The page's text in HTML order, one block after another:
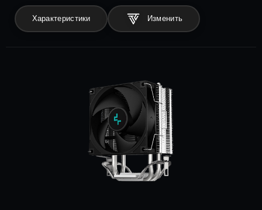
Характеристики